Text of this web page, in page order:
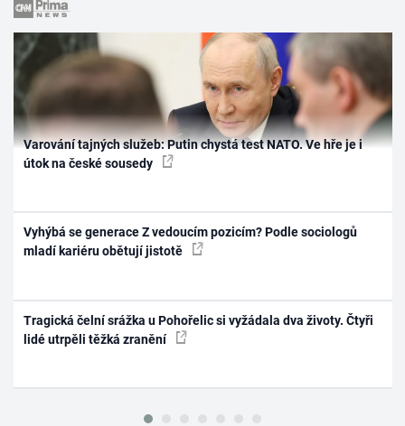
Varování tajných služeb: Putin chystá test NATO. Ve hře je i
útok na české sousedy
Vyhýbá se generace Z vedoucím pozicím? Podle sociologů
mladí kariéru obětují jistotě
Tragická čelní srážka u Pohořelic si vyžádala dva životy. Čtyři
lidé utrpěli těžká zranění